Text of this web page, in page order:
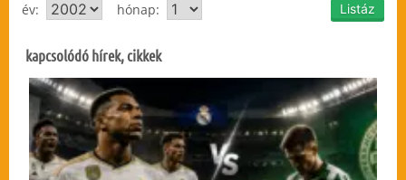
év: hónap:
kapcsolódó hírek, cikkek